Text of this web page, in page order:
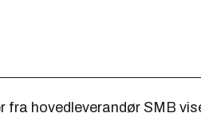
fra hovedleverandør SMB